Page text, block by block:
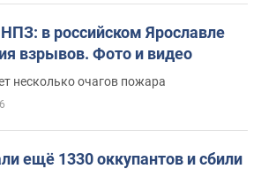
в российском Ярославле
взрывов. Фото и видео
несколько очагов пожара
ещё 1330 оккупантов и сбили